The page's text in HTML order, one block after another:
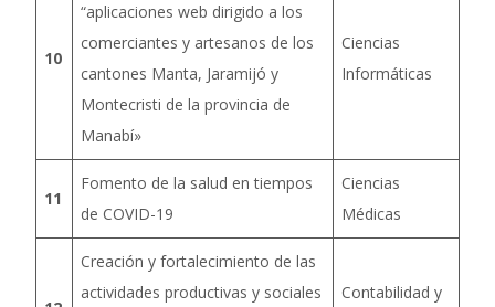
10
“aplicaciones web dirigido a los
comerciantes y artesanos de los
cantones Manta, Jaramijó y
Montecristi de la provincia de
Manabí»
Ciencias
Informáticas
11
Fomento de la salud en tiempos
de COVID-19
Ciencias
Médicas
Creación y fortalecimiento de las
actividades productivas y sociales
Contabilidad y